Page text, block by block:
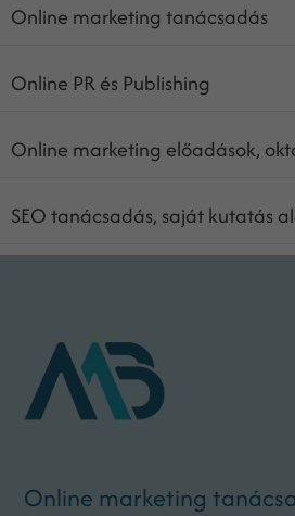
Online marketing tanácsadás
Online PR és Publishing
Online marketing előadások,
SEO tanácsadás, saját kutatás
Online marketing